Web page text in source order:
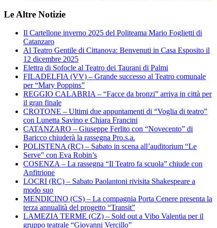
Le Altre Notizie
Il Cartellone inverno 2025 del Politeama Mario Foglietti di
Catanzaro
Al Teatro Gentile di Cittanova: Benvenuti in Casa Esposito il
12 dicembre 2025
Elettra di Sofocle al Teatro dei Taurani di Palmi
FILADELFIA (VV) – Grande successo al Teatro comunale
per “Mary Poppins”
REGGIO CALABRIA – “Facce da bronzi” arriva in città per
il gran finale
CROTONE – Ultimi due appuntamenti di “Voglia di teatro”
con Lunetta Savino e Chiara Francini
CATANZARO – Giuseppe Ferlito con “Novecento” di
Baricco chiuderà la rassegna Pro.s.a.
POLISTENA (RC) – Sabato in scena all’auditorium “Le
Serve” con Eva Robin’s
COSENZA – La rassegna “Il Teatro fa scuola” chiude con
Anfitrione
LOCRI (RC) – Sabato Paolantoni rivisita Shakespeare a
modo suo
MENDICINO (CS) – La compagnia Porta Cenere presenta la
terza annualità del progetto “Transit”
LAMEZIA TERME (CZ) – Sold out a Vibo Valentia per il
gruppo teatrale “Giovanni Vercillo”